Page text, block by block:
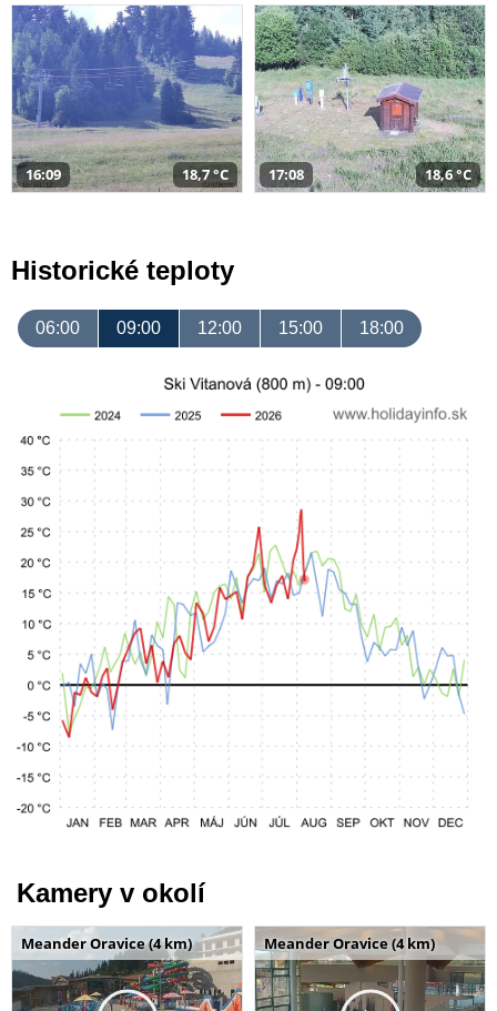
16:09 18,7 °C 17:08 18,6 °C
Historické teploty
06:00 09:00 12:00 15:00 18:00
Kamery v okolí
Meander Oravice (4 km) Meander Oravice (4 km)